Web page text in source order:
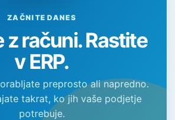
ZAČNITE DANES
z računi. Rastite
v ERP.
preprosto ali napredno.
takrat, ko jih vaše podjetje
potrebuje.